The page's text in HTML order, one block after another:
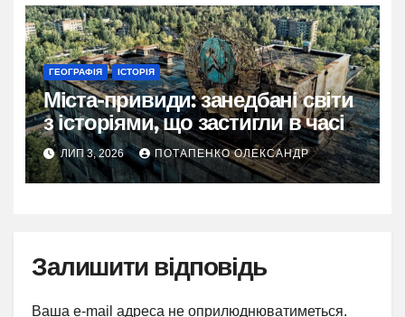
ГЕОГРАФІЯ ІСТОРІЯ
Міста-привиди: занедбані світи
з історіями, що застигли в часі
ЛИП 3, 2026 ПОТАПЕНКО ОЛЕКСАНДР
Залишити відповідь
Ваша e-mail адреса не оприлюднюватиметься.